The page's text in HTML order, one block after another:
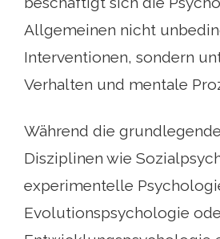
Allgemeinen nicht
Interventionen, sondern
Verhalten und mentale
Während die
Disziplinen wie
experimentelle
Evolutionspsychologie